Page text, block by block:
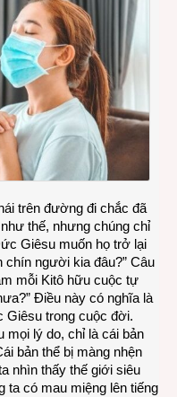
trên đường đi chắc đã
thế, nhưng chúng chỉ
Giêsu muốn họ trở lại
người kia đâu?” Câu
mỗi Kitô hữu cuộc tự
Điều này có nghĩa là
trong cuộc đời.
mọi l‎‎ý do, chỉ là cái bản
bản thể bị màng nhện
nhìn thấy thế giới siêu
ta có mau miệng lên tiếng